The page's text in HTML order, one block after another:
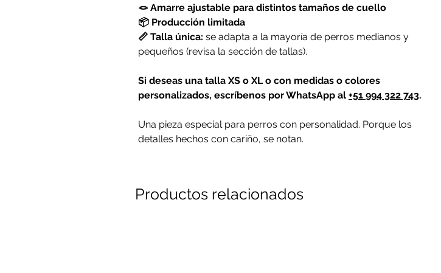
🪢 Amarre ajustable para distintos tamaños de cuello
📦 Producción limitada
📏 Talla única: se adapta a la mayoría de perros medianos y
pequeños (revisa la sección de tallas).
Si deseas una talla XS o XL o con medidas o colores
personalizados, escríbenos por WhatsApp al +51 994 322 743.
Una pieza especial para perros con personalidad. Porque los
detalles hechos con cariño, se notan.
Productos relacionados